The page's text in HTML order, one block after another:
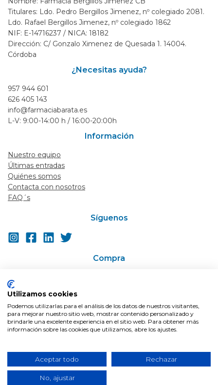
Titulares: Ldo. Pedro Bergillos Jimenez, nº colegiado 2081.
Ldo. Rafael Bergillos Jimenez, nº colegiado 1862
NIF: E-14716237 / NICA: 18182
Dirección: C/ Gonzalo Ximenez de Quesada 1. 14004.
Córdoba
¿Necesitas ayuda?
957 944 601
626 405 143
info@farmaciabarata.es
L-V: 9:00-14:00 h / 16:00-20:00h
Información
Nuestro equipo
Últimas entradas
Quiénes somos
Contacta con nosotros
FAQ´s
Síguenos
Compra
Super-descuentos / Cupones
En Oferta
Condiciones de compra
Envíos
© 2026 Blog farmaciabarata | Todos los derechos reservados.
Utilizamos cookies
Podemos utilizarlas para el análisis de los datos de nuestros visitantes,
para mejorar nuestro sitio web, mostrar contenido personalizado y
brindarle una excelente experiencia en el sitio web. Para obtener más
información sobre las cookies que utilizamos, abre los ajustes.
Aceptar todo Rechazar
No, ajustar